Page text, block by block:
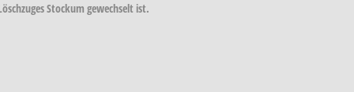
Stockum gewechselt ist.